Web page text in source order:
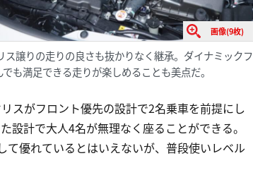
画像(9枚)
譲りの走りの良さも抜かりなく継承。ダイナミックフ
も満足できる走りが楽しめることも美点だ。
スがフロント優先の設計で2名乗車を前提にし
設計で大人4名が無理なく座ることができる。
優れているとはいえないが、普段使いレベル